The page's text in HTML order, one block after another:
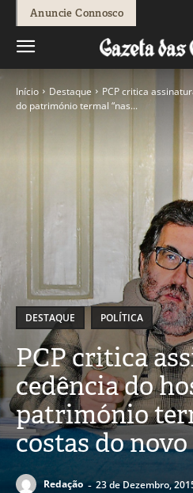
Anuncie Connosco
Início Destaque
PCP critica
do património termal “nas...
DESTAQUE POLÍTICA
PCP critica
cedência do
património
costas do
Redação - 23 de Dezembro,